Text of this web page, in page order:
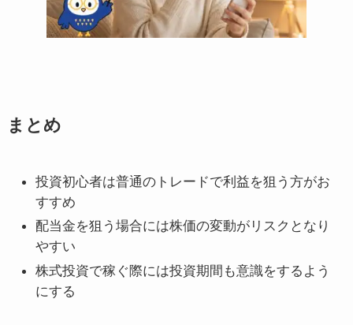
まとめ
投資初心者は普通のトレードで利益を狙う方がお
すすめ
配当金を狙う場合には株価の変動がリスクとなり
やすい
株式投資で稼ぐ際には投資期間も意識をするよう
にする